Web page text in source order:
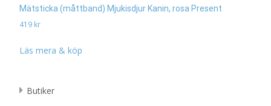
Mätsticka (måttband) Mjukisdjur Kanin, rosa Present
419 kr
Läs mera & köp
Butiker